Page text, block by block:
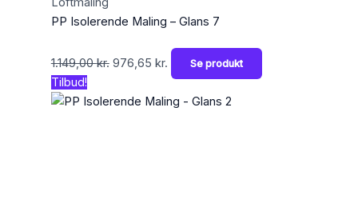
PP Isolerende Maling – Glans 7
1.149,00kr. 976,65 kr. Se produkt
Tilbud!